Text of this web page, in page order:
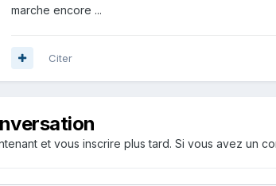
marche encore ...
Citer
et vous inscrire plus tard. Si vous avez un